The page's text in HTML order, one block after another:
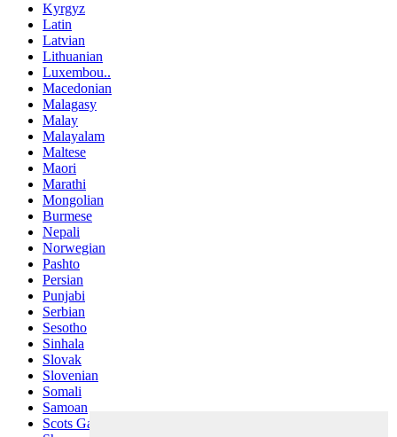
Kyrgyz
Latin
Latvian
Lithuanian
Luxembou..
Macedonian
Malagasy
Malay
Malayalam
Maltese
Maori
Marathi
Mongolian
Burmese
Nepali
Norwegian
Pashto
Persian
Punjabi
Serbian
Sesotho
Sinhala
Slovak
Slovenian
Somali
Samoan
Scots Gaelic